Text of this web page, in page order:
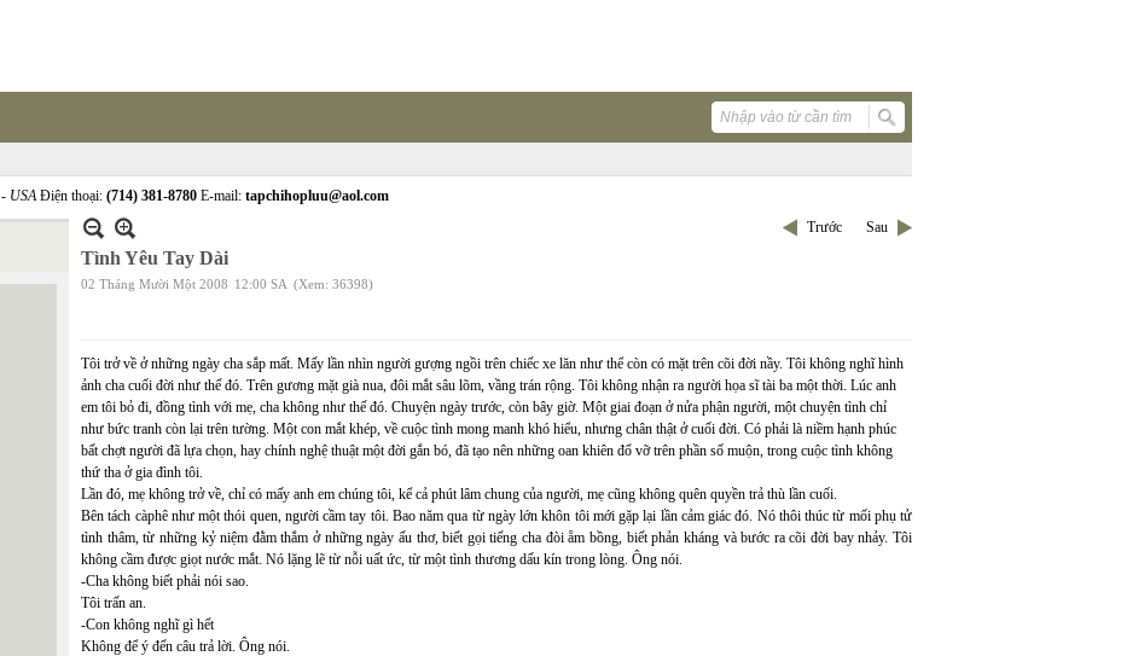
- USAĐiện thoại: (714) 381-8780 E-mail: tapchihopluu@aol.com
Trước Sau
Tình Yêu Tay Dài
02 Tháng Mười Một 2008 12:00 SA (Xem: 36398)
Tôi trở về ở những ngày cha sắp mất. Mấy lần nhìn người gượng ngồi trên chiếc xe lăn như thể còn có mặt trên cõi đời nầy. Tôi không nghĩ hình
ảnh cha cuối đời như thế đó. Trên gương mặt già nua, đôi mắt sâu lõm, vầng trán rộng. Tôi không nhận ra người họa sĩ tài ba một thời. Lúc anh
em tôi bỏ đi, đồng tình với mẹ, cha không như thế đó. Chuyện ngày trước, còn bây giờ. Một giai đoạn ở nửa phận người, một chuyện tình chỉ
như bức tranh còn lại trên tường. Một con mắt khép, về cuộc tình mong manh khó hiểu, nhưng chân thật ở cuối đời. Có phải là niềm hạnh phúc
bất chợt người đã lựa chọn, hay chính nghệ thuật một đời gắn bó, đã tạo nên những oan khiên đổ vỡ trên phần số muộn, trong cuộc tình không
thứ tha ở gia đình tôi.
Lần đó, mẹ không trở về, chỉ có mấy anh em chúng tôi, kể cả phút lâm chung của người, mẹ cũng không quên quyền trả thù lần cuối.
Bên tách càphê như một thói quen, người cầm tay tôi. Bao năm qua từ ngày lớn khôn tôi mới gặp lại lần cảm giác đó. Nó thôi thúc từ mối phụ tử
tình thâm, từ những kỷ niệm đằm thắm ở những ngày ấu thơ, biết gọi tiếng cha đòi ẵm bồng, biết phản kháng và bước ra cõi đời bay nhảy. Tôi
không cầm được giọt nước mắt. Nó lặng lẽ từ nỗi uất ức, từ một tình thương dấu kín trong lòng. Ông nói.
-Cha không biết phải nói sao.
Tôi trấn an.
-Con không nghĩ gì hết
Không để ý đến câu trả lời. Ông nói.